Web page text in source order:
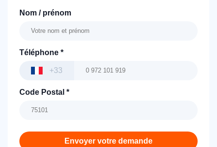
Nom / prénom
Téléphone *
+33
Code Postal *
Envoyer votre demande